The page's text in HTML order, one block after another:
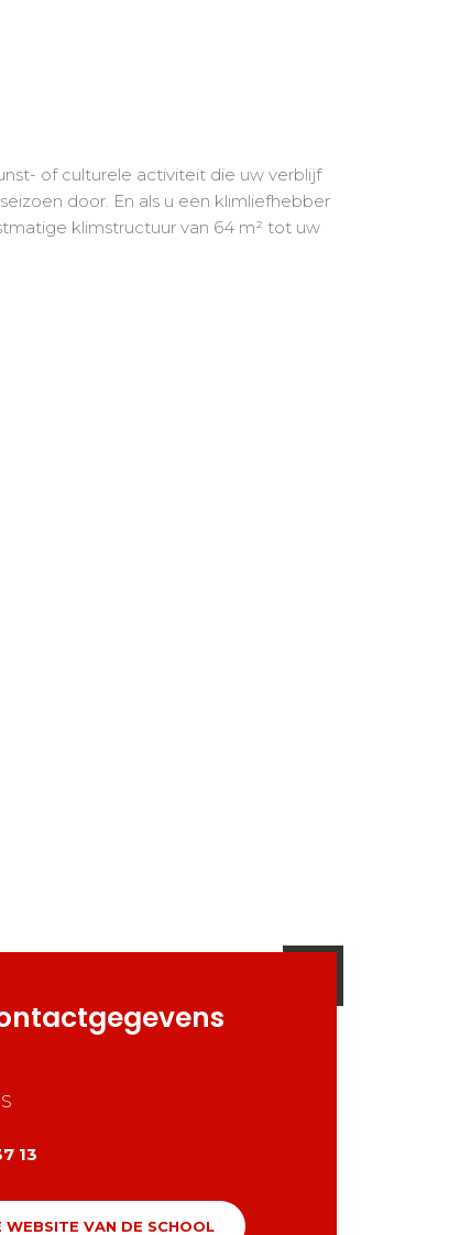
of culturele activiteit die uw verblijf
door. En als u een klimliefhebber
klimstructuur van 64 m² tot uw
13
WEBSITE VAN DE SCHOOL